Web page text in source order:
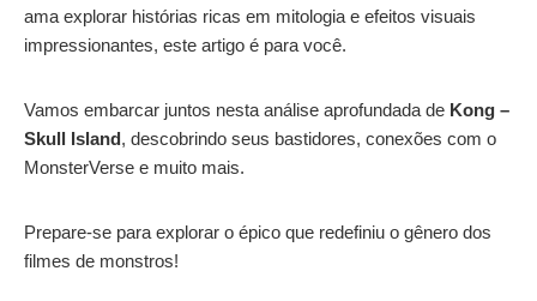
ama explorar histórias ricas em mitologia e efeitos visuais
impressionantes, este artigo é para você.
Vamos embarcar juntos nesta análise aprofundada de Kong –
Skull Island, descobrindo seus bastidores, conexões com o
MonsterVerse e muito mais.
Prepare-se para explorar o épico que redefiniu o gênero dos
filmes de monstros!